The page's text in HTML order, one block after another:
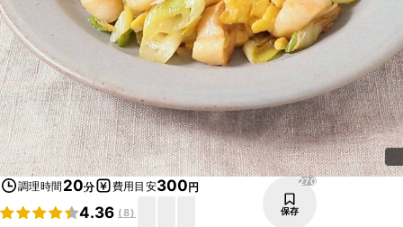
調理時間 20分 費用目安300円
4.36 (8)
270
保存